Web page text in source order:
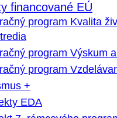
financované EÚ
program Kvalita
program Výskum
program
+
EDA